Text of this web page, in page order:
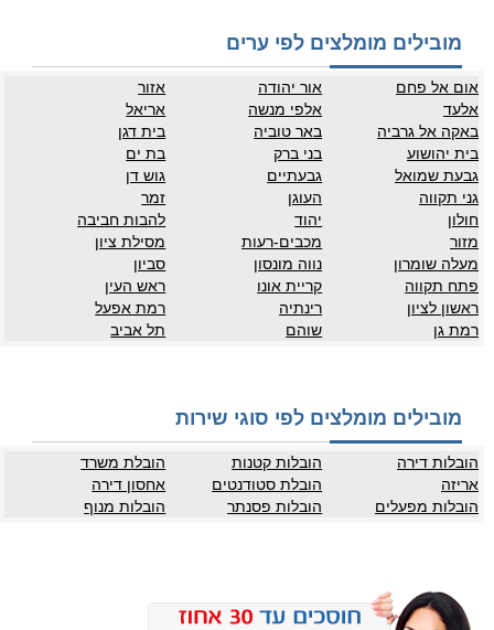
מובילים מומלצים לפי ערים
אום אל פחם אור יהודה
אזור
אלעד
אלפי מנשה
אריאל
באקה אל גרביה
באר טוביה
בית דגן
בית יהושוע
בני ברק
בת ים
גבעת שמואל
גבעתיים
גוש דן
גני תקווה
העוגן
זמר
חולון
יהוד
להבות חביבה
מזור
מכבים-רעות
מסילת ציון
מעלה שומרון
נווה מונסון
סביון
פתח תקווה
קריית אונו
ראש העין
ראשון לציון
רינתיה
רמת אפעל
רמת גן
שוהם תל אביב
מובילים מומלצים לפי סוגי שירות
הובלות דירה הובלות קטנות
הובלת משרד
אריזה
הובלת סטודנטים
אחסון דירה
הובלות מפעלים
הובלות פסנתר הובלות מנוף